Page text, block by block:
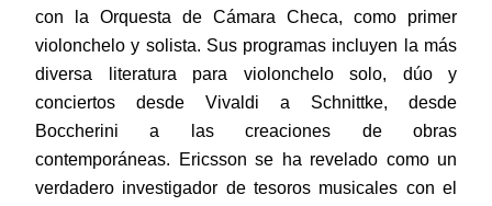
con la Orquesta de Cámara Checa, como primer
violonchelo y solista. Sus programas incluyen la más
diversa literatura para violonchelo solo, dúo y
conciertos desde Vivaldi a Schnittke, desde
Boccherini a las creaciones de obras
contemporáneas. Ericsson se ha revelado como un
verdadero investigador de tesoros musicales con el